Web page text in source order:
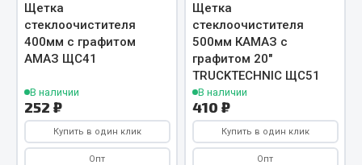
Запчасти HOWO
Тормозная система
Подвеска
Система питания
Система выпуска газа
Система охлаждения
Щетка
стеклоочистителя
400мм с графитом
АМАЗ ЩС41
В наличии
252 ₽
Купить в один клик
Опт
Щетка
стеклоочистителя
500мм КАМАЗ с
графитом 20"
TRUCKTECHNIC ЩС51
В наличии
410 ₽
Купить в один клик
Опт